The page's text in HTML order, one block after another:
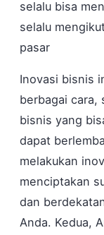
selalu bisa
selalu
pasar
Inovasi bisnis
berbagai cara,
bisnis yang
dapat
melakukan
menciptakan
dan
Anda. Kedua,